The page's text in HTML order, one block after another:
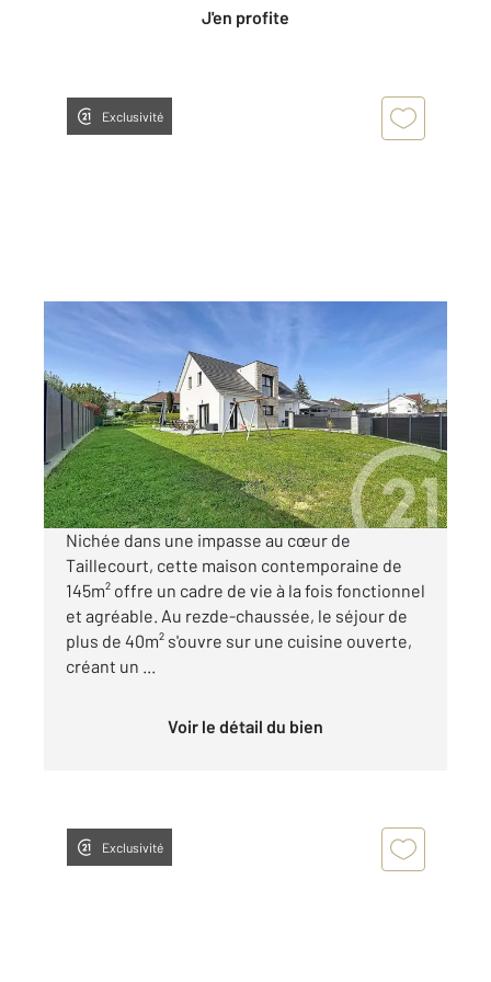
J'en profite
Exclusivité
TAILLECOURT 25
, 6 pièces
Ref : 33760
Maison à vendre
360 000 €
Visiter le site dédié
Nichée dans une impasse au cœur de
Taillecourt, cette maison contemporaine de
145m² offre un cadre de vie à la fois fonctionnel
et agréable. Au rezde-chaussée, le séjour de
plus de 40m² s'ouvre sur une cuisine ouverte,
créant un ...
Voir le détail du bien
Exclusivité